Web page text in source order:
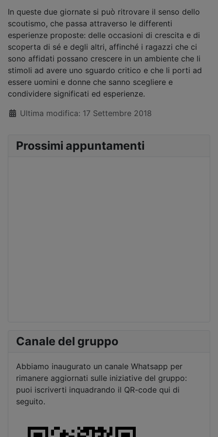
In queste due giornate si può ritrovare il senso dello
scoutismo, che passa attraverso le differenti
esperienze proposte: delle occasioni di crescita e di
scoperta di sé e degli altri, affinché i ragazzi che ci
sono affidati possano crescere in un ambiente che li
stimoli ad avere uno sguardo critico e che li porti ad
essere uomini e donne che sanno scegliere e
condividere significati ed esperienze.
Dettagli
Ultima modifica: 17 Settembre 2018
Prossimi appuntamenti
Canale del gruppo
Abbiamo inaugurato un canale Whatsapp per
rimanere aggiornati sulle iniziative del gruppo:
puoi iscriverti inquadrando il QR-code qui di
seguito.